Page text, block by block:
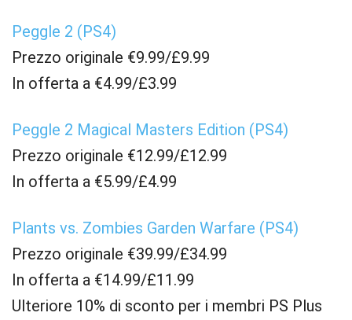
Peggle 2 (PS4)
Prezzo originale €9.99/£9.99
In offerta a €4.99/£3.99
Peggle 2 Magical Masters Edition (PS4)
Prezzo originale €12.99/£12.99
In offerta a €5.99/£4.99
Plants vs. Zombies Garden Warfare (PS4)
Prezzo originale €39.99/£34.99
In offerta a €14.99/£11.99
Ulteriore 10% di sconto per i membri PS Plus